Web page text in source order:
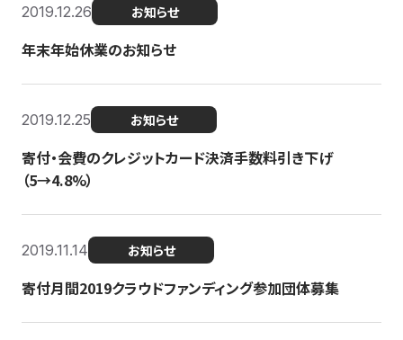
2019.12.26 お知らせ
年末年始休業のお知らせ
2019.12.25 お知らせ
寄付・会費のクレジットカード決済手数料引き下げ
（5→4.8%）
2019.11.14 お知らせ
寄付月間2019クラウドファンディング参加団体募集